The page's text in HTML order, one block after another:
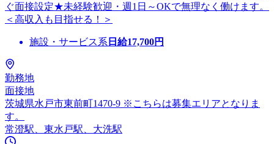
ぐ面接設定★未経験歓迎・週1日～OKで無理なく働けます。
＜高収入も目指せる！＞
施設・サービス系 日給17,700円
勤務地
面接地
茨城県水戸市東前町1470-9 ※こちらは募集エリアとなりま
す。
常澄駅、東水戸駅、大洗駅